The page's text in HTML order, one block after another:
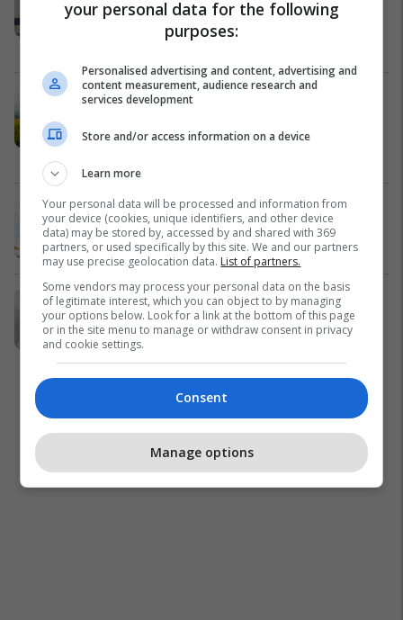
personalizuar me ESWT për
problemet e ereksionit
Medical Center
Ducato di Mantova sjell orizin
pjatë
Nga shtëpi pushimi në aset
investimi - Çfarë ofron Holiday In 2?
Edil Project
Emona Center vjen me një pikë të re
në Ferizaj me ofertat më të mira në
treg
Emona Center
your personal data for the following
purposes:
Personalised advertising and content, advertising and
content measurement, audience research and
services development
Store and/or access information on a device
Learn more
Your personal data will be processed and information from
your device (cookies, unique identifiers, and other device
data) may be stored by, accessed by and shared with 369
partners, or used specifically by this site. We and our partners
may use precise geolocation data. List of partners.
Some vendors may process your personal data on the basis
of legitimate interest, which you can object to by managing
your options below. Look for a link at the bottom of this page
or in the site menu to manage or withdraw consent in privacy
and cookie settings.
Consent
Manage options